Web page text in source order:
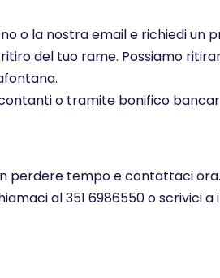
o la nostra email e richiedi un
del tuo rame. Possiamo
o tramite bonifico
perdere tempo e contattaci
al 351 6986550 o scrivici